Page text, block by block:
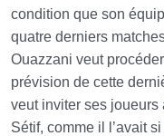
condition que son
quatre derniers
Ouazzani veut
prévision de cette
veut inviter ses
Sétif, comme il l’avait